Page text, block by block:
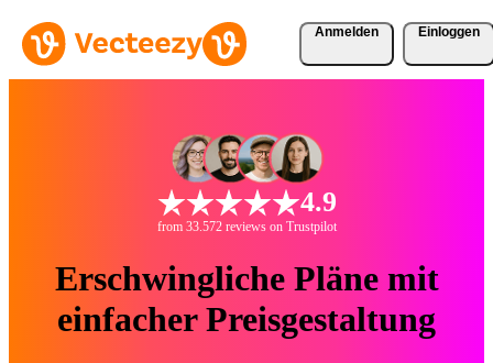
Anmelden Einloggen
4.9
from 33.572 reviews on Trustpilot
Erschwingliche Pläne mit
einfacher Preisgestaltung